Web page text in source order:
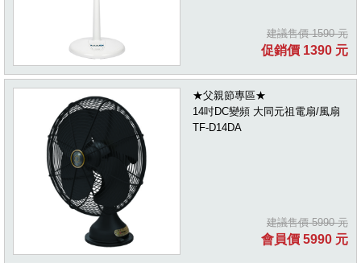
建議售價 1590 元
促銷價 1390 元
★父親節專區★
14吋DC變頻 大同元祖電扇/風扇
TF-D14DA
建議售價 5990 元
會員價 5990 元